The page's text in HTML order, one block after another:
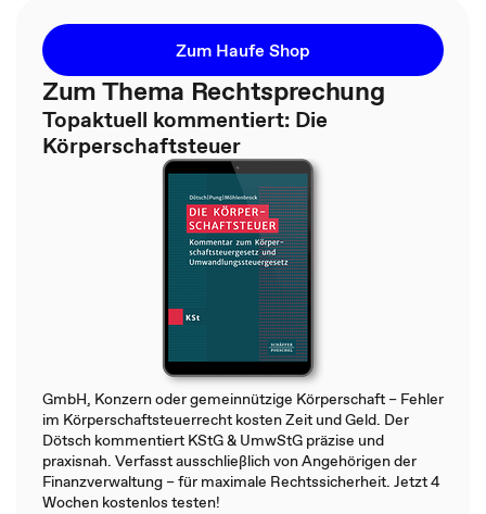
Zum Haufe Shop
Zum Thema Rechtsprechung
Topaktuell kommentiert: Die
Körperschaftsteuer
GmbH, Konzern oder gemeinnützige Körperschaft – Fehler
im Körperschaftsteuerrecht kosten Zeit und Geld. Der
Dötsch kommentiert KStG & UmwStG präzise und
praxisnah. Verfasst ausschließlich von Angehörigen der
Finanzverwaltung – für maximale Rechtssicherheit. Jetzt 4
Wochen kostenlos testen!